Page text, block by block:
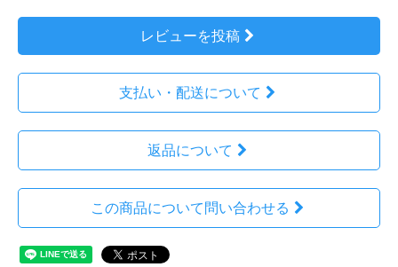
レビューを投稿
支払い・配送について
返品について
この商品について問い合わせる